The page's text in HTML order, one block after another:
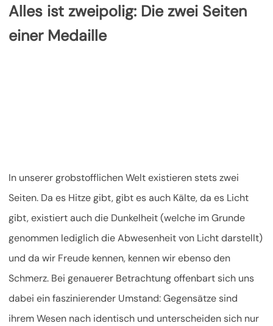
Alles ist zweipolig: Die zwei Seiten
einer Medaille
In unserer grobstofflichen Welt existieren stets zwei
Seiten. Da es Hitze gibt, gibt es auch Kälte, da es Licht
gibt, existiert auch die Dunkelheit (welche im Grunde
genommen lediglich die Abwesenheit von Licht darstellt)
und da wir Freude kennen, kennen wir ebenso den
Schmerz. Bei genauerer Betrachtung offenbart sich uns
dabei ein faszinierender Umstand: Gegensätze sind
ihrem Wesen nach identisch und unterscheiden sich nur